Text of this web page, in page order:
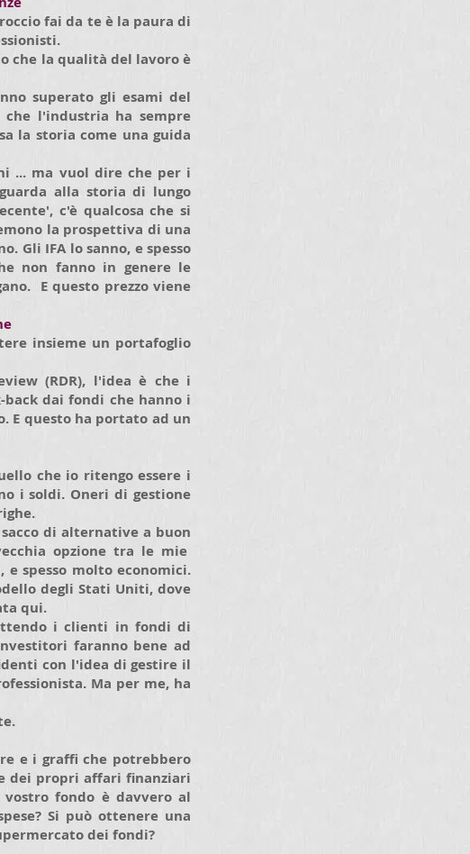
fai da te è la paura di
che la qualità del lavoro è
superato gli esami del
l'industria ha sempre
la storia come una guida
... ma vuol dire che per i
alla storia di lungo
c'è qualcosa che si
la prospettiva di una
Gli IFA lo sanno, e spesso
non fanno in genere le
E questo prezzo viene
insieme un portafoglio
(RDR), l'idea è che i
dai fondi che hanno i
E questo ha portato ad un
che io ritengo essere i
i soldi. Oneri di gestione
di alternative a buon
opzione tra le mie
e spesso molto economici.
degli Stati Uniti, dove
qui.
i clienti in fondi di
faranno bene ad
con l'idea di gestire il
Ma per me, ha
e i graffi che potrebbero
dei propri affari finanziari
fondo è davvero al
Si può ottenere una
dei fondi?